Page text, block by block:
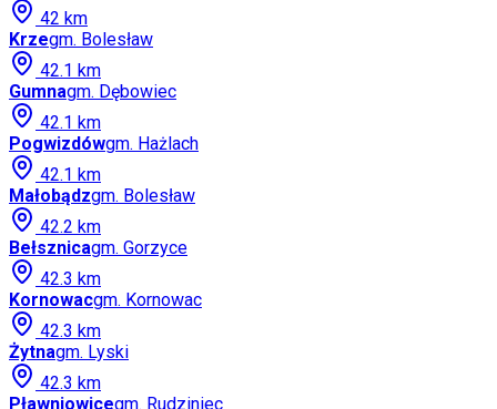
42 km
Krzegm. Bolesław
42.1 km
Gumnagm. Dębowiec
42.1 km
Pogwizdówgm. Hażlach
42.1 km
Małobądzgm. Bolesław
42.2 km
Bełsznicagm. Gorzyce
42.3 km
Kornowacgm. Kornowac
42.3 km
Żytnagm. Lyski
42.3 km
Pławniowicegm. Rudziniec